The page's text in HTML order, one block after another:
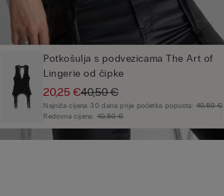
Potkošulja s podvezicama The Art of
Lingerie od čipke
20,25 €40,50 €
Najniža cijena 30 dana prije početka popusta:40,50 €
Redovna cijena:40,50 €